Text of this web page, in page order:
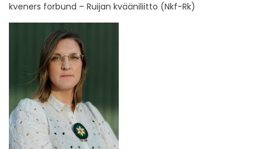
kveners forbund – Ruijan kvääniliitto (Nkf-Rk)